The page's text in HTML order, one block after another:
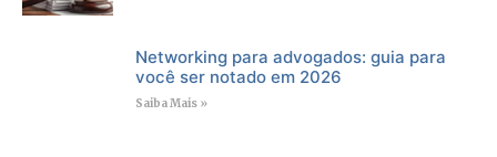
Networking para advogados: guia para
você ser notado em 2026
Saiba Mais »